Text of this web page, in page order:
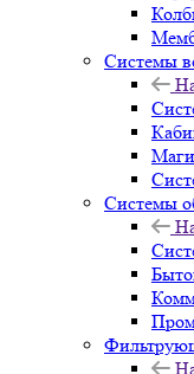
Системы
Системы